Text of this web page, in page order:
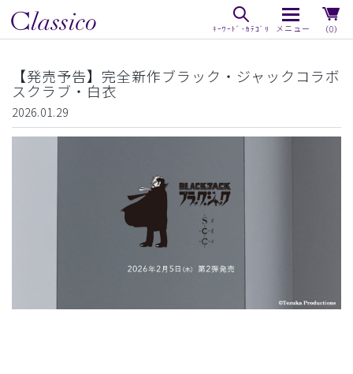
（0）
【発売予告】完全新作ブラック・ジャックコラボ
スクラブ・白衣
2026.01.29